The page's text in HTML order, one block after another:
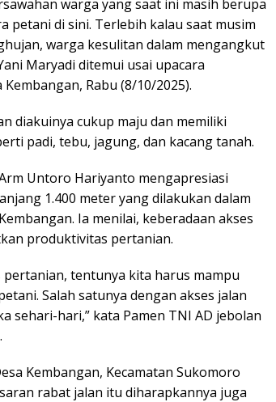
warga yang saat ini masih berupa
petani di sini. Terlebih kalau saat musim
warga kesulitan dalam mengangkut
Maryadi ditemui usai upacara
Rabu (8/10/2025).
diakuinya cukup maju dan memiliki
padi, tebu, jagung, dan kacang tanah.
Untoro Hariyanto mengapresiasi
1.400 meter yang dilakukan dalam
Ia menilai, keberadaan akses
produktivitas pertanian.
tentunya kita harus mampu
Salah satunya dengan akses jalan
sehari-hari,” kata Pamen TNI AD jebolan
Kembangan, Kecamatan Sukomoro
rabat jalan itu diharapkannya juga